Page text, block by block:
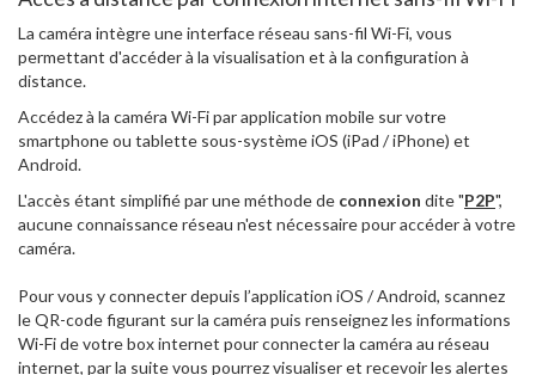
La caméra intègre une interface réseau sans-fil Wi-Fi, vous
permettant d'accéder à la visualisation et à la configuration à
distance.
Accédez à la caméra Wi-Fi par application mobile sur votre
smartphone ou tablette sous-système iOS (iPad / iPhone) et
Android.
L'accès étant simplifié par une méthode de connexion dite "P2P",
aucune connaissance réseau n'est nécessaire pour accéder à votre
caméra.
Pour vous y connecter depuis l’application iOS / Android, scannez
le QR-code figurant sur la caméra puis renseignez les informations
Wi-Fi de votre box internet pour connecter la caméra au réseau
internet, par la suite vous pourrez visualiser et recevoir les alertes